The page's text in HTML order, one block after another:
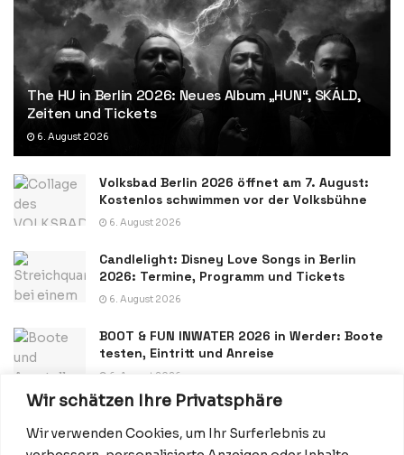
Wir schätzen Ihre Privatsphäre
Wir verwenden Cookies, um Ihr Surferlebnis zu
The HU in Berlin 2026: Neues Album „HUN“, SKÁLD,
Zeiten und Tickets
6. August 2026
Volksbad Berlin 2026 öffnet am 7. August:
Kostenlos schwimmen vor der Volksbühne
6. August 2026
Candlelight: Disney Love Songs in Berlin
2026: Termine, Programm und Tickets
6. August 2026
BOOT & FUN INWATER 2026 in Werder: Boote
testen, Eintritt und Anreise
6. August 2026